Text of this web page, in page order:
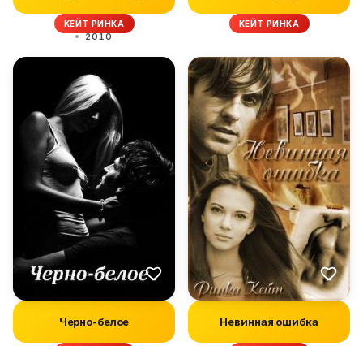
КЕЙТ РИНКА
2010
КЕЙТ РИНКА
Черно-белое Невинная ошибка